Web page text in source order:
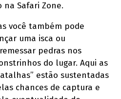
na Safari Zone.
você também pode
uma isca ou
pedras nos
do lugar. Aqui as
estão sustentadas
chances de captura e